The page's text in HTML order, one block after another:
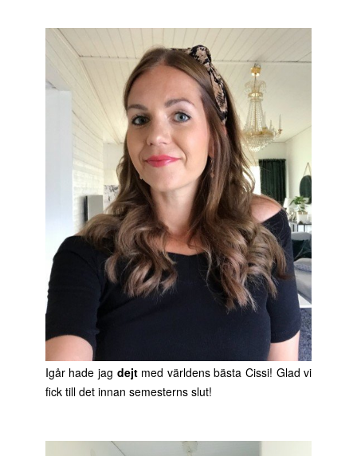
Igår hade jag dejtmed världens bästa Cissi! Glad vi
fick till det innan semesterns slut!